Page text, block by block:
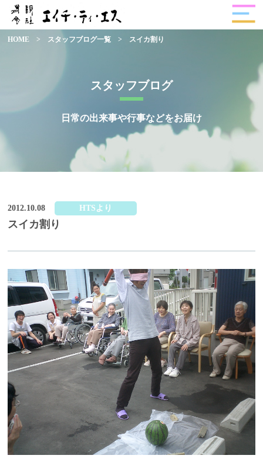
スタッフブログ
日常の出来事や行事などをお届け
HOME > スタッフブログ一覧 > スイカ割り
2012.10.08 HTSより
スイカ割り